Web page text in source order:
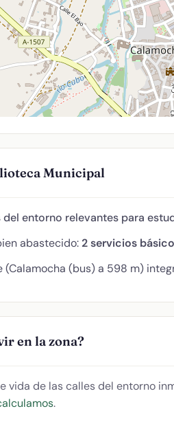
Municipal
entorno relevantes para
abastecido: 2 servicios
(Calamocha (bus) a 598 m)
en la zona?
vida de las calles del entorno
.